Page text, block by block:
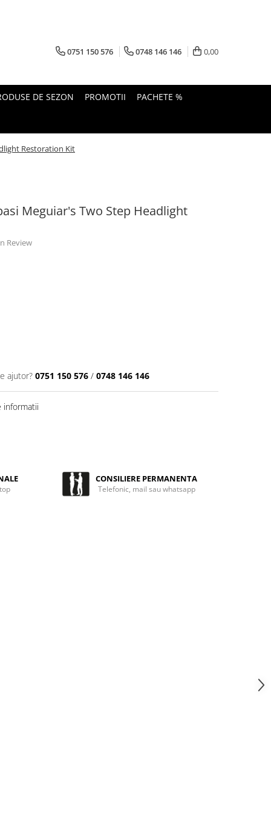
0751 150 576 0748 146 146 0,00
DE SEZON PROMOTII PACHETE %
Restoration Kit
Meguiar's Two Step Headlight
Review
ajutor? 0751 150 576 / 0748 146 146
informatii
CONSILIERE PERMANENTA
Telefonic, mail sau whatsapp